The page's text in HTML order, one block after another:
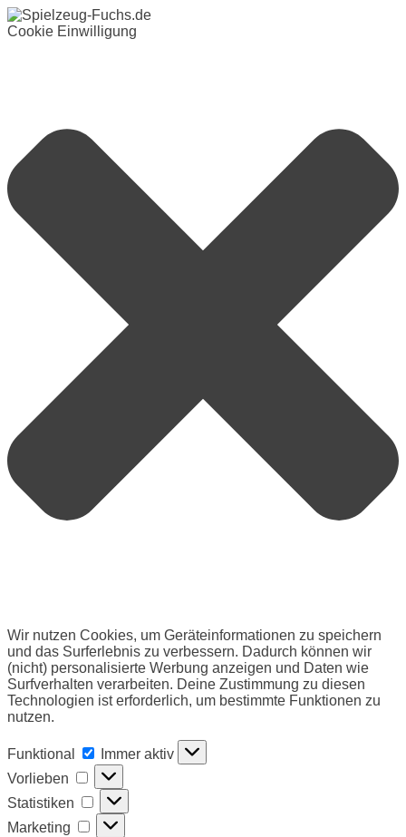
Cookie Einwilligung
Wir nutzen Cookies, um Geräteinformationen zu speichern
und das Surferlebnis zu verbessern. Dadurch können wir
(nicht) personalisierte Werbung anzeigen und Daten wie
Surfverhalten verarbeiten. Deine Zustimmung zu diesen
Technologien ist erforderlich, um bestimmte Funktionen zu
nutzen.
Funktional Funktional
Immer aktiv
Vorlieben
Vorlieben
Statistiken Statistiken
Marketing Marketing